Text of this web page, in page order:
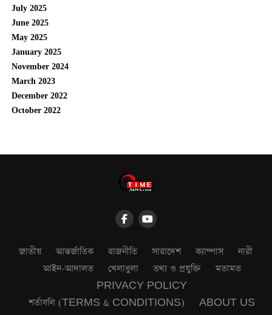
July 2025
June 2025
May 2025
January 2025
November 2024
March 2023
December 2022
October 2022
জাতীয় আন্তর্জাতিক রাজনীতি সারাদেশ ক্যাম্পাস
নারী
আইন-আদালত
খেলাধুলা তথ্য ও প্রযুক্তি
মতামত
PRIVACY POLICY
শর্তাবলি (TERMS & CONDITIONS)
ABOUT US